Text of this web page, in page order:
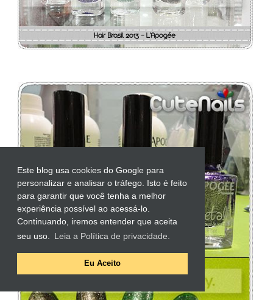
Este blog usa cookies do Google para
personalizar e analisar o tráfego. Isto é feito
para garantir que você tenha a melhor
experiência possível ao acessá-lo.
Continuando, iremos entender que aceita
seu uso.
Leia a Política de privacidade.
Eu Aceito